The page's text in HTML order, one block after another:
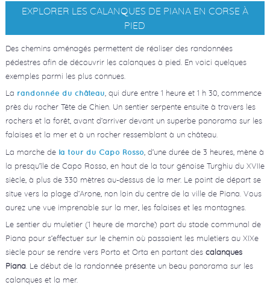
EXPLORER LES CALANQUES DE PIANA EN CORSE À
PIED
Des chemins aménagés permettent de réaliser des randonnées
pédestres afin de découvrir les calanques à pied. En voici quelques
exemples parmi les plus connues.
La randonnée du château, qui dure entre 1 heure et 1 h 30, commence
près du rocher Tête de Chien. Un sentier serpente ensuite à travers les
rochers et la forêt, avant d’arriver devant un superbe panorama sur les
falaises et la mer et à un rocher ressemblant à un château.
La marche de la tour du Capo Rosso , d’une durée de 3 heures, mène à
la presqu’île de Capo Rosso, en haut de la tour génoise Turghiu du XVIIe
siècle, à plus de 330 mètres au-dessus de la mer. Le point de départ se
situe vers la plage d’Arone, non loin du centre de la ville de Piana. Vous
aurez une vue imprenable sur la mer, les falaises et les montagnes.
Le sentier du muletier (1 heure de marche) part du stade communal de
Piana pour s’effectuer sur le chemin où passaient les muletiers au XIXe
siècle pour se rendre vers Porto et Orta en partant des calanques
Piana. Le début de la randonnée présente un beau panorama sur les
calanques et la mer.